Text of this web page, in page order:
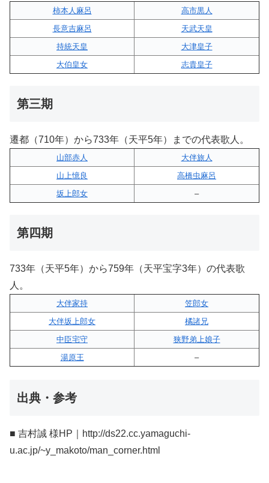
柿本人麻呂
高市黒人
長意吉麻呂
天武天皇
持統天皇
大津皇子
大伯皇女
志貴皇子
第三期
遷都（710年）から733年（天平5年）までの代表歌人。
山部赤人
大伴旅人
山上憶良
高橋虫麻呂
坂上郎女
–
第四期
733年（天平5年）から759年（天平宝字3年）の代表歌
人。
大伴家持
笠郎女
大伴坂上郎女
橘諸兄
中臣宅守
狭野弟上娘子
湯原王
–
出典・参考
■ 吉村誠 様HP｜http://ds22.cc.yamaguchi-
u.ac.jp/~y_makoto/man_corner.html